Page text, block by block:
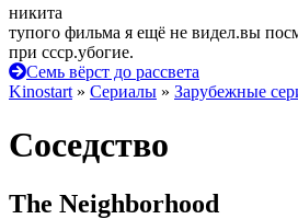
никита
тупого фильма я ещё не видел.вы
при ссср.убогие.
Семь вёрст до рассвета
Kinostart » Сериалы » Зарубежные
Соседство
The Neighborhood